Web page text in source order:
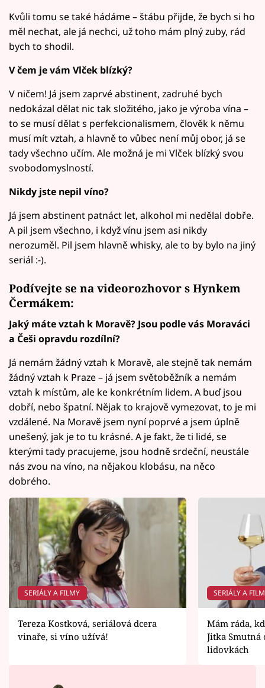
Kvůli tomu se také hádáme – štábu přijde, že bych si ho
měl nechat, ale já nechci, už toho mám plný zuby, rád
bych to shodil.
V čem je vám Vlček blízký?
V ničem! Já jsem zaprvé abstinent, zadruhé bych
nedokázal dělat nic tak složitého, jako je výroba vína –
to se musí dělat s perfekcionalismem, člověk k němu
musí mít vztah, a hlavně to vůbec není můj obor, já se
tady všechno učím. Ale možná je mi Vlček blízký svou
svobodomyslností.
Nikdy jste nepil víno?
Já jsem abstinent patnáct let, alkohol mi nedělal dobře.
A pil jsem všechno, i když vínu jsem asi nikdy
nerozuměl. Pil jsem hlavně whisky, ale to by bylo na jiný
seriál :-).
Podívejte se na videorozhovor s Hynkem
Čermákem:
Jaký máte vztah k Moravě? Jsou podle vás Moraváci
a Češi opravdu rozdílní?
Já nemám žádný vztah k Moravě, ale stejně tak nemám
žádný vztah k Praze – já jsem světoběžník a nemám
vztah k místům, ale ke konkrétním lidem. A buď jsou
dobří, nebo špatní. Nějak to krajově vymezovat, to je mi
vzdálené. Na Moravě jsem nyní poprvé a jsem úplně
unešený, jak je to tu krásné. A je fakt, že ti lidé, se
kterými tady pracujeme, jsou hodně srdeční, neustále
nás zvou na víno, na nějakou klobásu, na něco
dobrého.
SERIÁLY A FILMY
Tereza Kostková, seriálová dcera
vinaře, si víno užívá!
SERIÁLY A
Mám ráda,
Jitka Smutná
lidovkách